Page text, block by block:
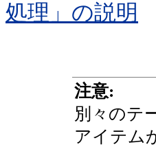
処理」の説明
注意:
別々のテ
アイテム